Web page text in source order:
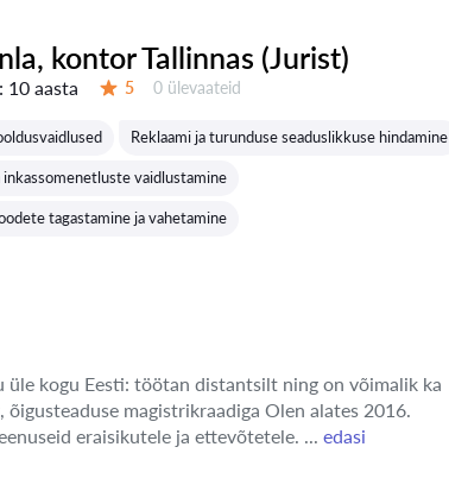
kontor Tallinnas (Jurist)
10 aasta 5 Ülevaateid:
0 ülevaateid
Reklaami ja turunduse seaduslikkuse hindamine
inkassomenetluste vaidlustamine
tagastamine ja vahetamine
kogu Eesti: töötan distantsilt ning on võimalik ka
magistrikraadiga Olen alates 2016.
eraisikutele ja ettevõtetele. ... edasi